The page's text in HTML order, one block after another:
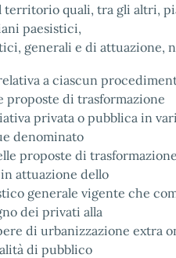
territorio quali, tra gli altri,
paesistici,
generali e di attuazione,
a ciascun
proposte di trasformazione
privata o pubblica in
denominato
proposte di
attuazione dello
generale vigente che
dei privati alla
di urbanizzazione extra
di pubblico